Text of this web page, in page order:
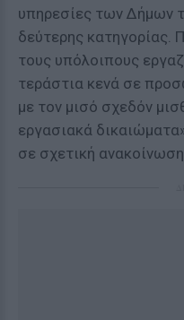
υπηρεσίες των Δήμων
δεύτερης κατηγορίας.
τους υπόλοιπους
τεράστια κενά σε
με τον μισό σχεδόν
εργασιακά
σε σχετική